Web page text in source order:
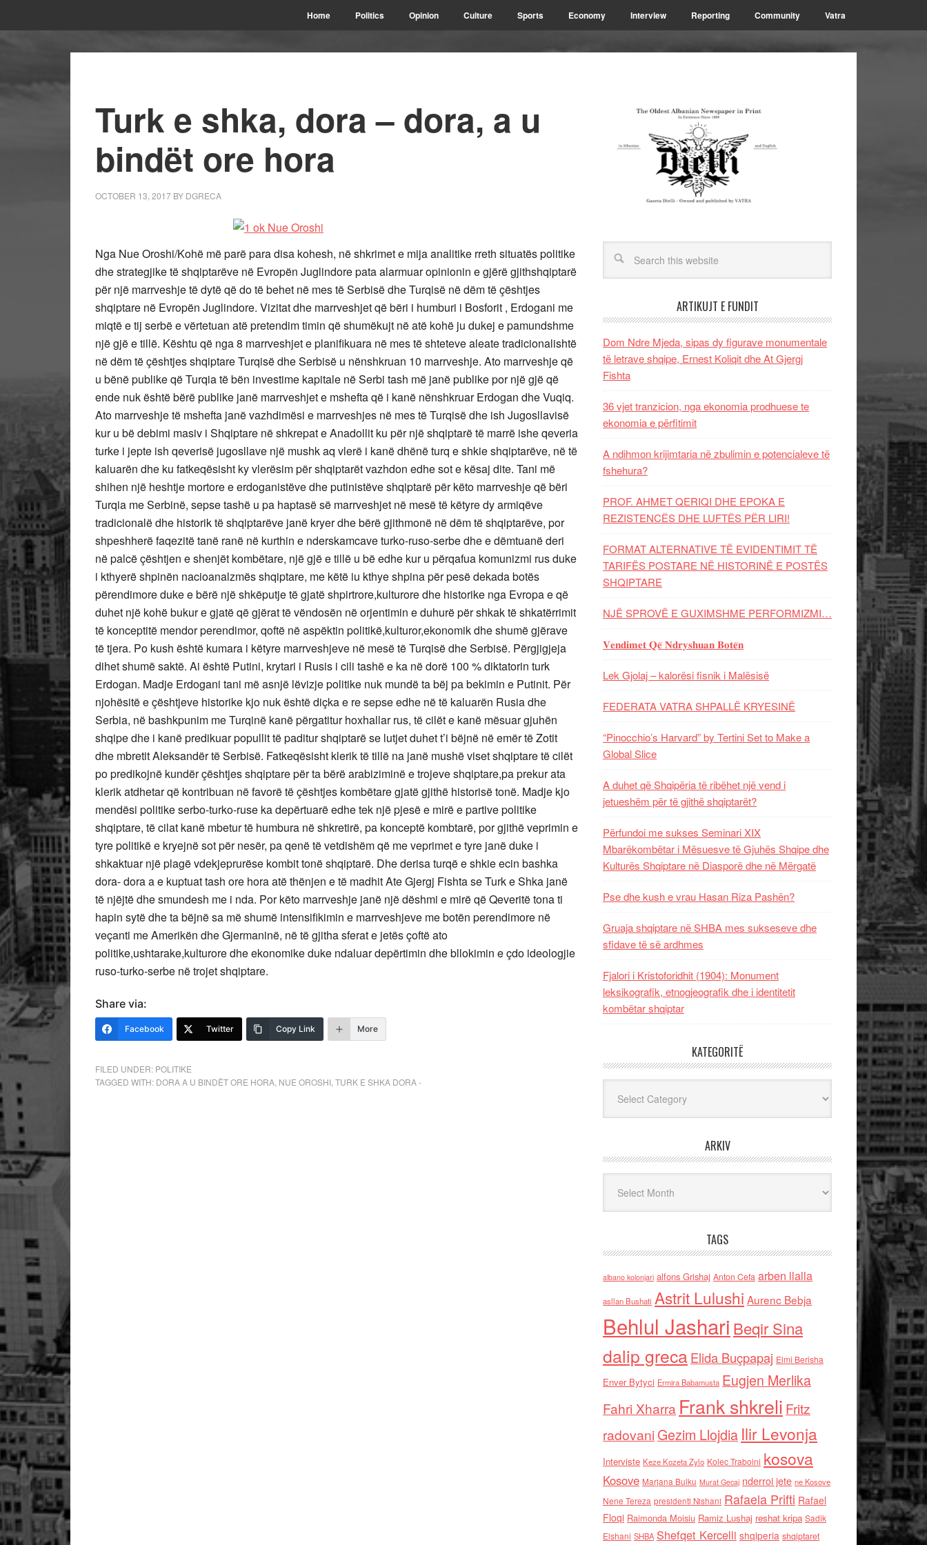
Home Politics Opinion Culture Sports Economy Interview Reporting Community Vatra
Turk e shka, dora – dora, a u
bindët ore hora
OCTOBER 13, 2017 BY DGRECA
Nga Nue Oroshi/Kohë më parë para disa kohesh, në shkrimet e mija analitike rreth situatës politike
dhe strategjike të shqiptarëve në Evropën Juglindore pata alarmuar opinionin e gjërë gjithshqiptarë
për një marrveshje të dytë që do të behet në mes të Serbisë dhe Turqisë në dëm të çështjes
shqiptare në Evropën Juglindore. Vizitat dhe marrveshjet që bëri i humburi i Bosforit , Erdogani me
miqtë e tij serbë e vërtetuan atë pretendim timin që shumëkujt në atë kohë ju dukej e pamundshme
një gjë e tillë. Kështu që nga 8 marrveshjet e planifikuara në mes të shteteve aleate tradicionalishtë
në dëm të çështjes shqiptare Turqisë dhe Serbisë u nënshkruan 10 marrveshje. Ato marrveshje që
u bënë publike që Turqia të bën investime kapitale në Serbi tash më janë publike por një gjë që
ende nuk është bërë publike janë marrveshjet e mshefta që i kanë nënshkruar Erdogan dhe Vuqiq.
Ato marrveshje të mshefta janë vazhdimësi e marrveshjes në mes të Turqisë dhe ish Jugosllavisë
kur u bë debimi masiv i Shqiptare në shkrepat e Anadollit ku për një shqiptarë të marrë ishe qeveria
turke i jepte ish qeverisë jugosllave një mushk aq vlerë i kanë dhënë turq e shkie shqiptarëve, në të
kaluarën dhe ku fatkeqësisht ky vlerësim për shqiptarët vazhdon edhe sot e kësaj dite. Tani më
shihen një heshtje mortore e erdoganistëve dhe putinistëve shqiptarë për këto marrveshje që bëri
Turqia me Serbinë, sepse tashë u pa haptasë së marrveshjet në mesë të këtyre dy armiqëve
tradicionalë dhe historik të shqiptarëve janë kryer dhe bërë gjithmonë në dëm të shqiptarëve, por
shpeshherë faqezitë tanë ranë në kurthin e nderskamcave turko-ruso-serbe dhe e dëmtuanë deri
në palcë çështjen e shenjët kombëtare, një gjë e tillë u bë edhe kur u përqafua komunizmi rus duke
i kthyerë shpinën nacioanalzmës shqiptare, me këtë iu kthye shpina për pesë dekada botës
përendimore duke e bërë një shkëputje të gjatë shpirtrore,kulturore dhe historike nga Evropa e që
duhet një kohë bukur e gjatë që gjërat të vëndosën në orjentimin e duhurë për shkak të shkatërrimit
të konceptitë mendor perendimor, qoftë në aspëktin politikë,kulturor,ekonomik dhe shumë gjërave
të tjera. Po kush është kumara i këtyre marrveshjeve në mesë të Turqisë dhe Serbisë. Përgjigjeja
dihet shumë saktë. Ai është Putini, krytari i Rusis i cili tashë e ka në dorë 100 % diktatorin turk
Erdogan. Madje Erdogani tani më asnjë lëvizje politike nuk mundë ta bëj pa bekimin e Putinit. Për
njohësitë e çështjeve historike kjo nuk është diçka e re sepse edhe në të kaluarën Rusia dhe
Serbia, në bashkpunim me Turqinë kanë përgatitur hoxhallar rus, të cilët e kanë mësuar gjuhën
shqipe dhe i kanë predikuar popullit të paditur shqiptarë se lutjet duhet t’i bëjnë në emër të Zotit
dhe mbretit Aleksandër të Serbisë. Fatkeqësisht klerik të tillë na janë mushë viset shqiptare të cilët
po predikojnë kundër çështjes shqiptare për ta bërë arabiziminë e trojeve shqiptare,pa prekur ata
klerik atdhetar që kontribuan në favorë të çështjes kombëtare gjatë gjithë historisë tonë. Madje kjo
mendësi politike serbo-turko-ruse ka depërtuarë edhe tek një pjesë e mirë e partive politike
shqiptare, të cilat kanë mbetur të humbura në shkretirë, pa konceptë kombtarë, por gjithë veprimin e
tyre politikë e kryejnë sot për nesër, pa qenë të vetdishëm që me veprimet e tyre janë duke i
shkaktuar një plagë vdekjeprurëse kombit tonë shqiptarë. Dhe derisa turqë e shkie ecin bashka
dora- dora a e kuptuat tash ore hora atë thënjen e të madhit Ate Gjergj Fishta se Turk e Shka janë
të njëjtë dhe smundesh me i nda. Por këto marrveshje janë një dëshmi e mirë që Qeveritë tona ti
hapin sytë dhe ta bëjnë sa më shumë intensifikimin e marrveshjeve me botën perendimore në
veçanti me Amerikën dhe Gjermaninë, në të gjitha sferat e jetës çoftë ato
politike,ushtarake,kulturore dhe ekonomike duke ndaluar depërtimin dhe bllokimin e çdo ideologjie
ruso-turko-serbe në trojet shqiptare.
Share via:
Facebook Twitter Copy Link More
FILED UNDER: POLITIKE
TAGGED WITH: DORA A U BINDËT ORE HORA NUE OROSHI TURK E SHKA DORA -
ARTIKUJT E FUNDIT
Dom Ndre Mjeda, sipas dy figurave monumentale
të letrave shqipe, Ernest Koliqit dhe At Gjergj
Fishta
36 vjet tranzicion, nga ekonomia prodhuese te
ekonomia e përfitimit
A ndihmon krijimtaria në zbulimin e potencialeve të
fshehura?
PROF. AHMET QERIQI DHE EPOKA E
REZISTENCЁS DHE LUFTЁS PЁR LIRI!
FORMAT ALTERNATIVE TË EVIDENTIMIT TË
TARIFËS POSTARE NË HISTORINË E POSTËS
SHQIPTARE
NJË SPROVË E GUXIMSHME PERFORMIZMI…
𝐕𝐞𝐧𝐝𝐢𝐦𝐞𝐭 𝐐𝐞̈ 𝐍𝐝𝐫𝐲𝐬𝐡𝐮𝐚𝐧 𝐁𝐨𝐭𝐞̈𝐧
Lek Gjolaj – kalorësi fisnik i Malësisë
FEDERATA VATRA SHPALLË KRYESINË
“Pinocchio’s Harvard” by Tertini Set to Make a
Global Slice
A duhet që Shqipëria të ribëhet një vend i
jetueshëm për të gjithë shqiptarët?
Përfundoi me sukses Seminari XIX
Mbarëkombëtar i Mësuesve të Gjuhës Shqipe dhe
Kulturës Shqiptare në Diasporë dhe në Mërgatë
Pse dhe kush e vrau Hasan Riza Pashën?
Gruaja shqiptare në SHBA mes sukseseve dhe
sfidave të së ardhmes
Fjalori i Kristoforidhit (1904): Monument
leksikografik, etnogjeografik dhe i identitetit
kombëtar shqiptar
KATEGORITË
ARKIV
TAGS
albano kolonjari alfons Grishaj Anton Cefa arben llalla
asllan Bushati Astrit Lulushi Aurenc Bebja
Behlul Jashari Beqir Sina
dalip grecaElida Buçpapaj Elmi Berisha
Enver Bytyci Ermira Babamusta Eugjen Merlika
Fahri Xharra Frank shkreli Fritz
radovaniGezim Llojdia Ilir Levonja
Interviste Keze Kozeta Zylo Kolec Traboini kosova
Kosove Marjana Bulku Murat Gecaj nderroi jete ne Kosove
Nene Tereza presidenti Nishani Rafaela Prifti Rafael
Floqi Raimonda Moisiu Ramiz Lushaj reshat kripa Sadik
Elshani SHBA Shefqet Kercelli shqiperia shqiptaret